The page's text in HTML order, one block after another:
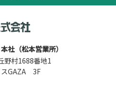
社（松本営業所）
村1688番地1
スGAZA 3F